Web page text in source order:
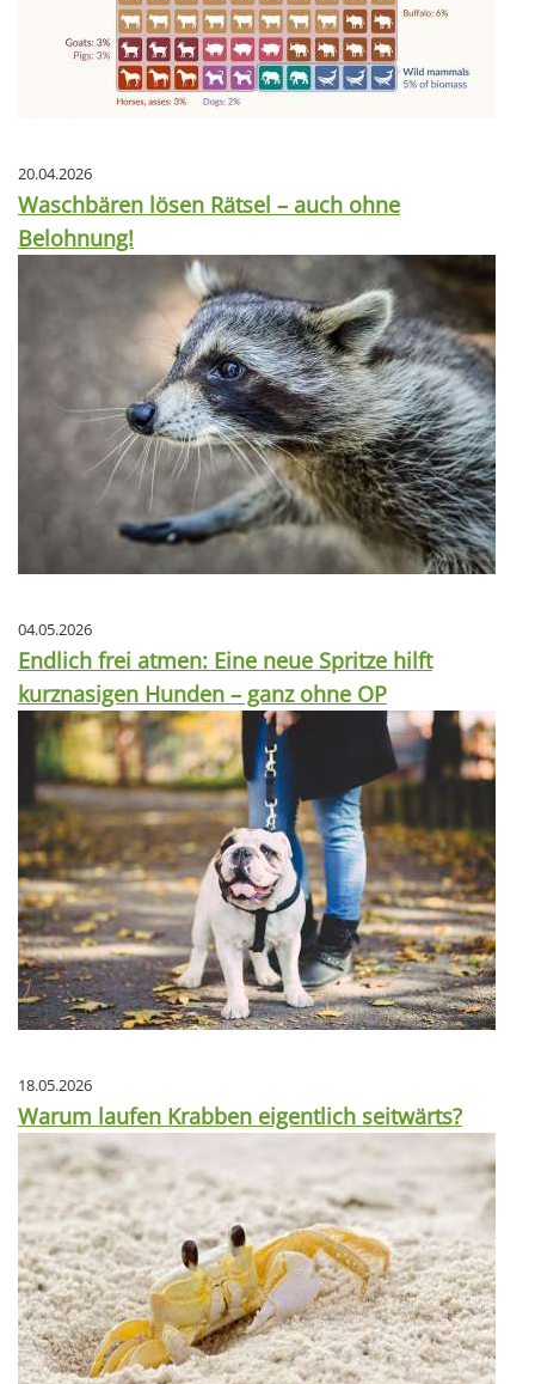
20.04.2026
Waschbären lösen Rätsel – auch ohne
Belohnung!
04.05.2026
Endlich frei atmen: Eine neue Spritze hilft
kurznasigen Hunden – ganz ohne OP
18.05.2026
Warum laufen Krabben eigentlich seitwärts?